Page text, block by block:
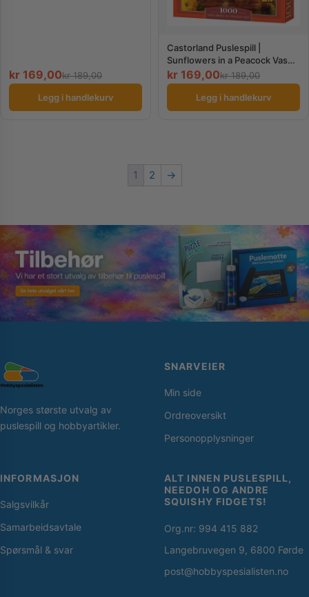
kr 169,00kr189,00
Legg i handlekurv
Castorland Puslespill |
Sunflowers in a Peacock Vase |
1000 Brikker
kr 169,00kr189,00
Legg i handlekurv
1 2 →
Norges største utvalg av
puslespill og hobbyartikler.
SNARVEIER
Min side
Ordreoversikt
Personopplysninger
INFORMASJON
Salgsvilkår
Samarbeidsavtale
Spørsmål & svar
ALT INNEN PUSLESPILL,
NEEDOH OG ANDRE
SQUISHY FIDGETS!
Org.nr: 994 415 882
Langebruvegen 9, 6800 Førde
post@hobbyspesialisten.no